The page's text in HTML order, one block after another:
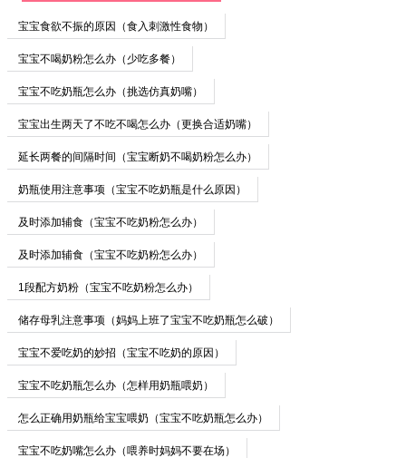
宝宝食欲不振的原因（食入刺激性食物）
宝宝不喝奶粉怎么办（少吃多餐）
宝宝不吃奶瓶怎么办（挑选仿真奶嘴）
宝宝出生两天了不吃不喝怎么办（更换合适奶嘴）
延长两餐的间隔时间（宝宝断奶不喝奶粉怎么办）
奶瓶使用注意事项（宝宝不吃奶瓶是什么原因）
及时添加辅食（宝宝不吃奶粉怎么办）
及时添加辅食（宝宝不吃奶粉怎么办）
1段配方奶粉（宝宝不吃奶粉怎么办）
储存母乳注意事项（妈妈上班了宝宝不吃奶瓶怎么破）
宝宝不爱吃奶的妙招（宝宝不吃奶的原因）
宝宝不吃奶瓶怎么办（怎样用奶瓶喂奶）
怎么正确用奶瓶给宝宝喂奶（宝宝不吃奶瓶怎么办）
宝宝不吃奶嘴怎么办（喂养时妈妈不要在场）